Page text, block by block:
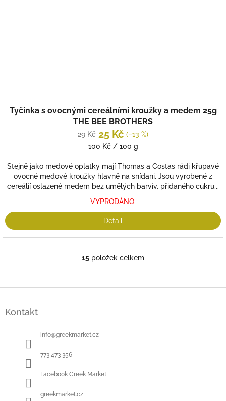
Tyčinka s ovocnými cereálními kroužky a medem 25g
THE BEE BROTHERS
29 Kč 25 Kč (–13 %)
Měrná
100 Kč / 100 g
Stejně jako medové oplatky mají Thomas a Costas rádi křupavé
ovocné medové kroužky hlavně na snídani. Jsou vyrobené z
cereálií oslazené medem bez umělých barviv, přidaného cukru...
VYPRODÁNO
Detail
O
á
15 položek celkem
Kontakt
info@greekmarket.cz
773 473 356
Facebook Greek Market
greekmarket.cz